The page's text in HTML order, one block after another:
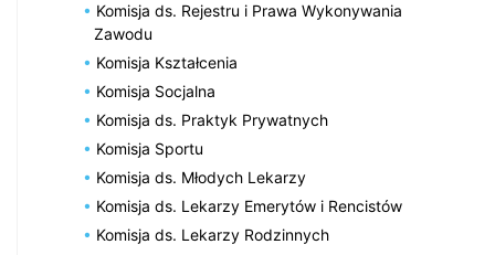
Komisja ds. Rejestru i Prawa Wykonywania
Zawodu
Komisja Kształcenia
Komisja Socjalna
Komisja ds. Praktyk Prywatnych
Komisja Sportu
Komisja ds. Młodych Lekarzy
Komisja ds. Lekarzy Emerytów i Rencistów
Komisja ds. Lekarzy Rodzinnych